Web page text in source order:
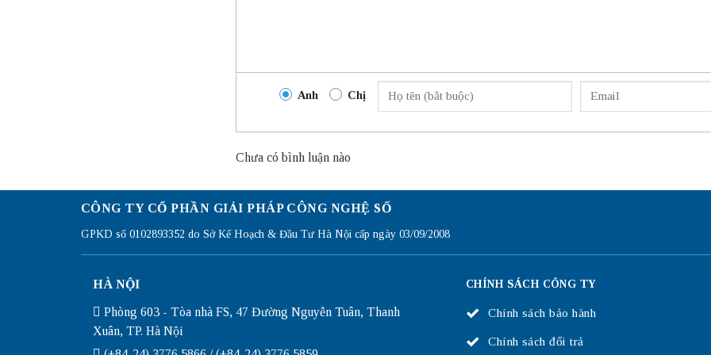
Anh Chị
Chưa có bình luận nào
CÔNG TY CỔ PHẦN GIẢI PHÁP CÔNG NGHỆ SỐ
GPKD số 0102893352 do Sở Kế Hoạch & Đầu Tư Hà Nội cấp ngày 03/09/2008
HÀ NỘI
Phòng 603 - Tòa nhà FS, 47 Đường Nguyễn Tuân, Thanh
Xuân, TP. Hà Nội
CHÍNH SÁCH CÔNG TY
Chính sách bảo hành
Chính sách đổi trả